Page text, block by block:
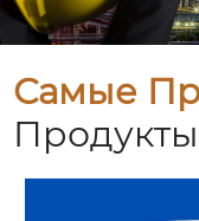
Самые
Продукты